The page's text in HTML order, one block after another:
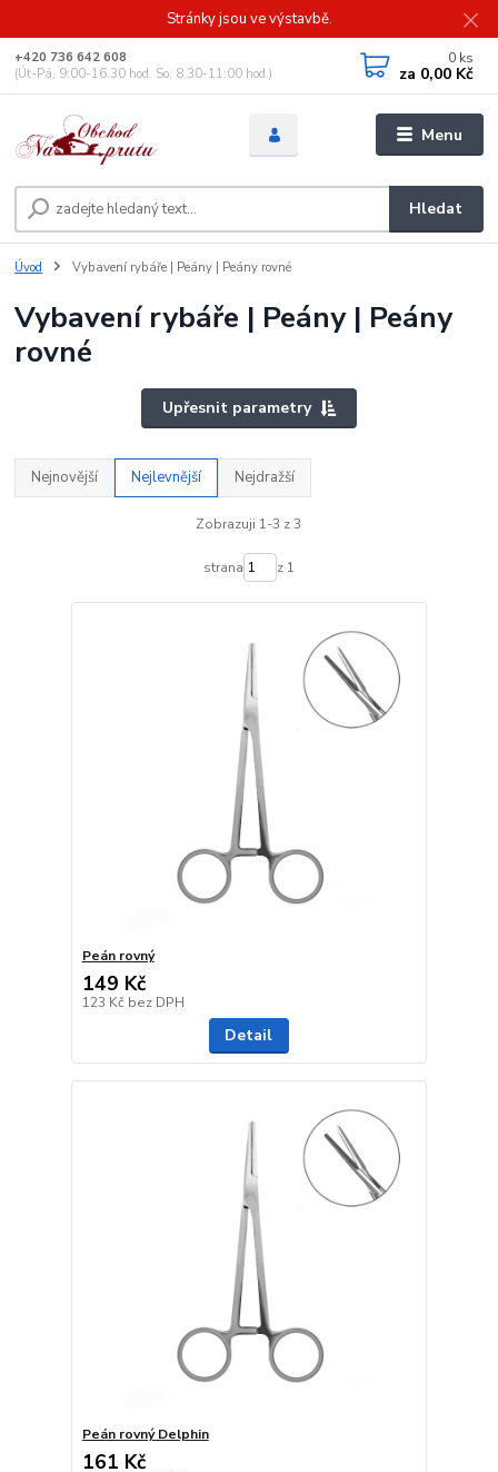
Stránky jsou ve výstavbě.
Menu
Hledat
+420 736 642 608
(Út-Pá, 9:00-16.30 hod. So, 8.30-11:00 hod.)
0 ks
za 0,00 Kč
Úvod Vybavení rybáře | Peány | Peány rovné
Vybavení rybáře | Peány | Peány
rovné
Upřesnit parametry
Nejnovější Nejlevnější Nejdražší
Zobrazuji 1-3 z 3
strana z 1
Peán rovný
149 Kč
123 Kč bez DPH
Detail
Peán rovný Delphin
161 Kč